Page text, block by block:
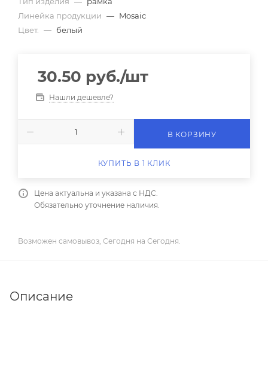
Линейка продукции — Mosaic
Цвет.
— белый
30.50 руб./шт
Нашли дешевле?
В КОРЗИНУ
КУПИТЬ В 1 КЛИК
Цена актуальна и указана с НДС.
Обязательно уточнение наличия.
Возможен самовывоз, Сегодня на Сегодня.
Описание